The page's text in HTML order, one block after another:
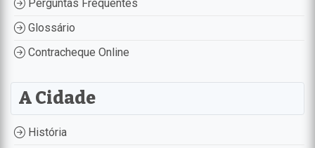
Perguntas Frequentes
Glossário
Contracheque Online
A Cidade
História